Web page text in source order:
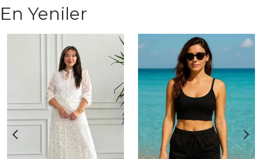
En Yeniler